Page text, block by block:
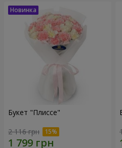
Букет "Плиссе"
2 116 грн